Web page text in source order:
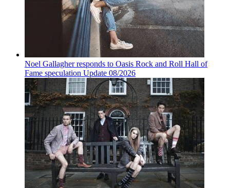
Noel Gallagher responds to Oasis Rock and Roll Hall of
Fame speculation Update 08/2026